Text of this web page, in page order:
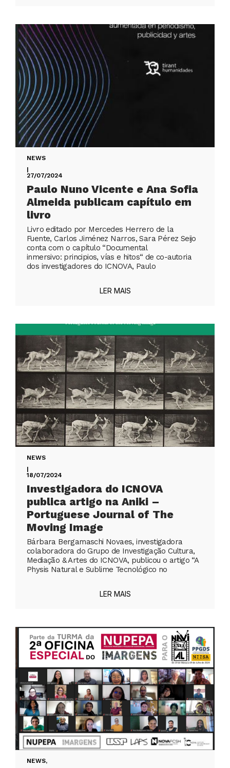
NEWS
|
27/07/2024
Paulo Nuno Vicente e Ana Sofia
Almeida publicam capítulo em
livro
Livro editado por Mercedes Herrero de la
Fuente, Carlos Jiménez Narros, Sara Pérez Seijo
conta com o capítulo “Documental
inmersivo: principios, vías e hitos“ de co-autoria
dos investigadores do ICNOVA, Paulo
LER MAIS
NEWS
|
18/07/2024
Investigadora do ICNOVA
publica artigo na Aniki –
Portuguese Journal of The
Moving Image
Bárbara Bergamaschi Novaes, investigadora
colaboradora do Grupo de Investigação Cultura,
Mediação & Artes do ICNOVA, publicou o artigo “A
Physis Natural e Sublime Tecnológico no
LER MAIS
NEWS,